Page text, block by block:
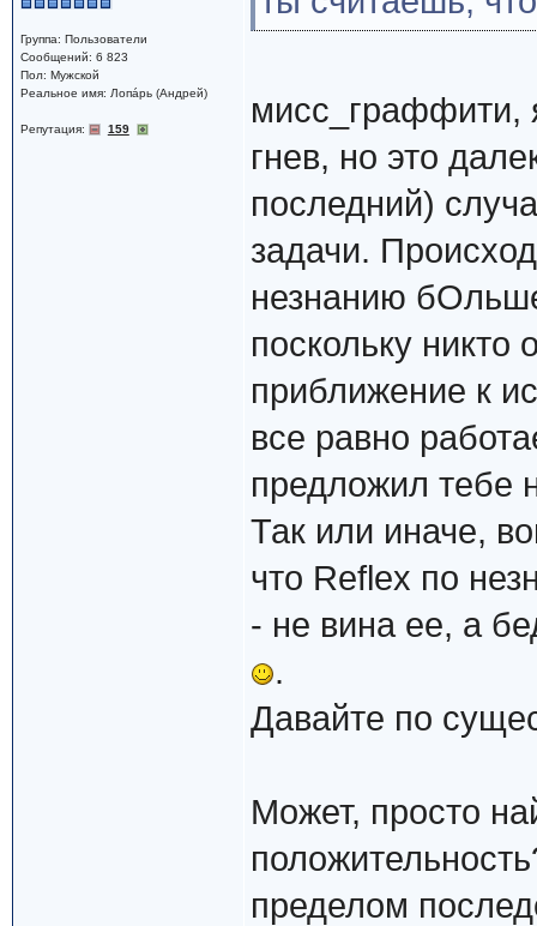
Группа: Пользователи
Сообщений: 6 823
Пол: Мужской
Реальное имя: Лопáрь (Андрей)
Репутация: 159
мисс_граффити,
гнев, но это
последний)
задачи.
незнанию
поскольку никто
приближение к
все равно
предложил тебе
Так или иначе,
что Reflex по
- не вина ее, а
.
Давайте по
Может, просто
пределом